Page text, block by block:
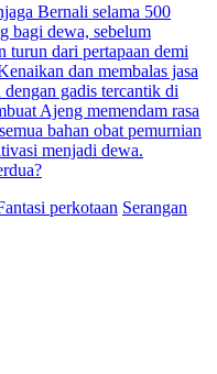
Bernali selama 500
bagi dewa, sebelum
turun dari pertapaan demi
dan membalas jasa
gadis tercantik di
Ajeng memendam rasa
bahan obat pemurnian
menjadi dewa.
perkotaan Serangan